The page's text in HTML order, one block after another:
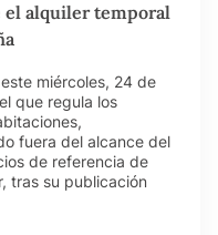
el alquiler temporal
miércoles, 24 de
que regula los
fuera del alcance del
de referencia de
tras su publicación